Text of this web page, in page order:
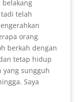
telah
orang
berkah dengan
tetap hidup
yang sungguh
Saya